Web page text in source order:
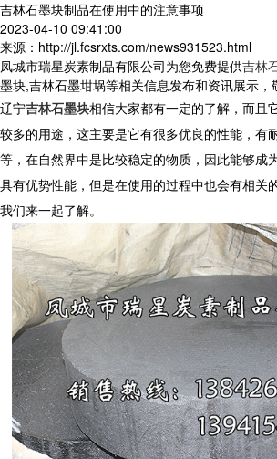
吉林石墨块制品在使用中的注意事项
2023-04-10 09:41:00
来源：http://jl.fcsrxts.com/news931523.html
凤城市瑞星炭素制品有限公司为您免费提供吉林
墨块,吉林石墨坩埚等相关信息发布和资讯展示，
辽宁吉林石墨块相信大家都有一定的了解，而且
较多的用途，这主要是它有很多优良的性能，有
等，在自然界中是比较稳定的物质，因此能够成
具有优势性能，但是在使用的过程中也会有相关
我们来一起了解。